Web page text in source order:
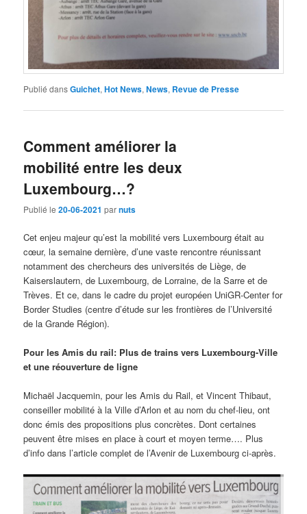
Publié dansGuichet,Hot News,News, Revue de Presse
Comment améliorer la
mobilité entre les deux
Luxembourg…?
Publié le20-06-2021 parnuts
Cet enjeu majeur qu’est la mobilité vers Luxembourg était au
cœur, la semaine dernière, d’une vaste rencontre réunissant
notamment des chercheurs des universités de Liège, de
Kaiserslautern, de Luxembourg, de Lorraine, de la Sarre et de
Trèves. Et ce, dans le cadre du projet européen UniGR-Center for
Border Studies (centre d’étude sur les frontières de l’Université
de la Grande Région).
Pour les Amis du rail: Plus de trains vers Luxembourg-Ville
et une réouverture de ligne
Michaël Jacquemin, pour les Amis du Rail, et Vincent Thibaut,
conseiller mobilité à la Ville d’Arlon et au nom du chef-lieu, ont
donc émis des propositions plus concrètes. Dont certaines
peuvent être mises en place à court et moyen terme…. Plus
d’info dans l’article complet de l’Avenir de Luxembourg ci-après.